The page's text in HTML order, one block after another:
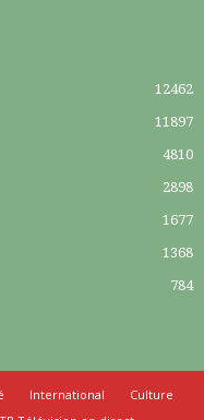
12462
11897
4810
2898
1677
1368
784
International
Culture